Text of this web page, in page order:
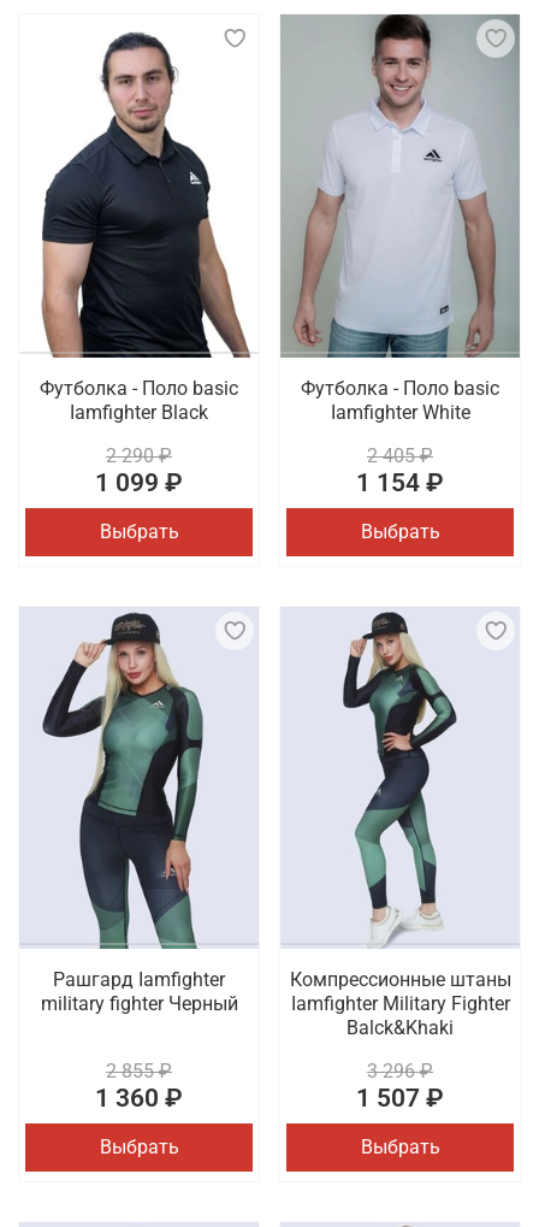
Футболка - Поло basic
Iamfighter Black
2 290 ₽
1 099 ₽
Выбрать
Футболка - Поло basic
Iamfighter White
2 405 ₽
1 154 ₽
Выбрать
Рашгард Iamfighter
military fighter Черный
2 855 ₽
1 360 ₽
Выбрать
Компрессионные штаны
Iamfighter Military Fighter
Balck&Khaki
3 296 ₽
1 507 ₽
Выбрать